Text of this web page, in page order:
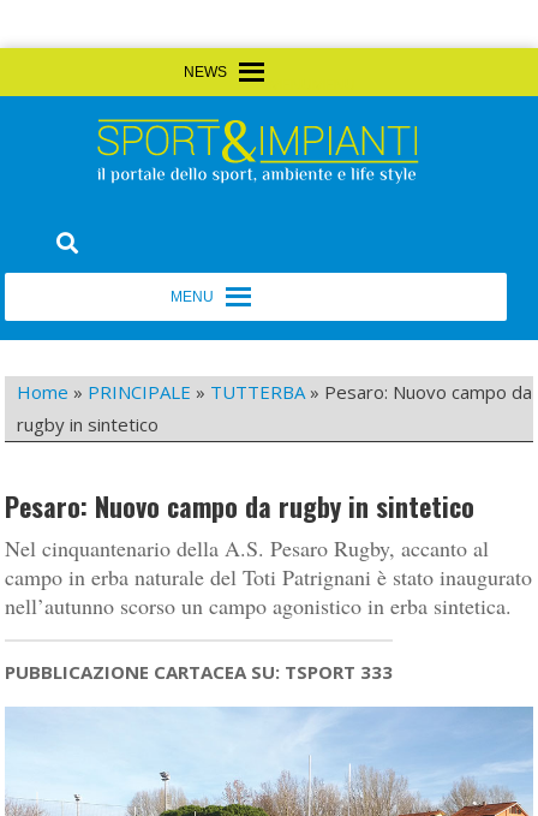
to
Sport&Impianti
Home » PRINCIPALE » TUTTERBA» Pesaro: Nuovo campo da
rugby in sintetico
Pesaro: Nuovo campo da rugby in sintetico
Nel cinquantenario della A.S. Pesaro Rugby, accanto al
campo in erba naturale del Toti Patrignani è stato inaugurato
nell’autunno scorso un campo agonistico in erba sintetica.
PUBBLICAZIONE CARTACEA SU: TSPORT 333